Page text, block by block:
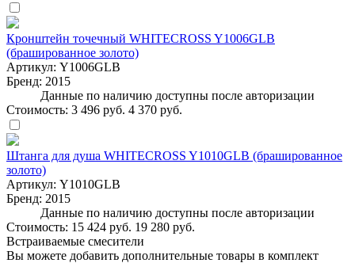
Кронштейн точечный WHITECROSS Y1006GLB
(брашированное золото)
Артикул: Y1006GLB
Бренд: 2015
Данные по наличию доступны после авторизации
Стоимость: 3 496 руб. 4 370 руб.
Штанга для душа WHITECROSS Y1010GLB (брашированное
золото)
Артикул: Y1010GLB
Бренд: 2015
Данные по наличию доступны после авторизации
Стоимость: 15 424 руб. 19 280 руб.
Встраиваемые смесители
Вы можете добавить дополнительные товары в комплект